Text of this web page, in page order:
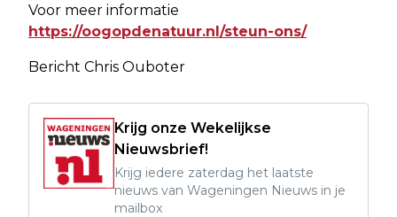
Voor meer informatie
https://oogopdenatuur.nl/steun-ons/
Bericht Chris Ouboter
Krijg onze Wekelijkse
Nieuwsbrief!
Krijg iedere zaterdag het laatste
nieuws van Wageningen Nieuws in je
mailbox